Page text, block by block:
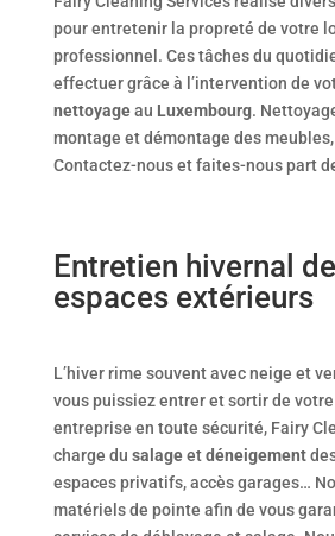
pour entretenir la propreté de votre
professionnel. Ces tâches du
effectuer grâce à l’intervention de
nettoyageau Luxembourg.
montage et démontage des
Contactez-nous et faites-nous part
Entretien hivernal
espaces extérieurs
L’hiver rime souvent avec neige et
vous puissiez entrer et sortir de
entreprise en toute sécurité, Fairy
charge du salageetdéneigement
espaces privatifs, accès garages…
matériels de pointe afin de vous